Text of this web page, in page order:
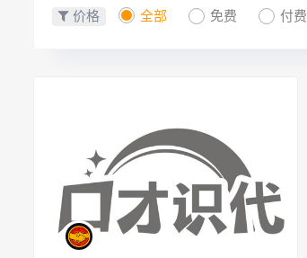
价格 全部 免费 付费